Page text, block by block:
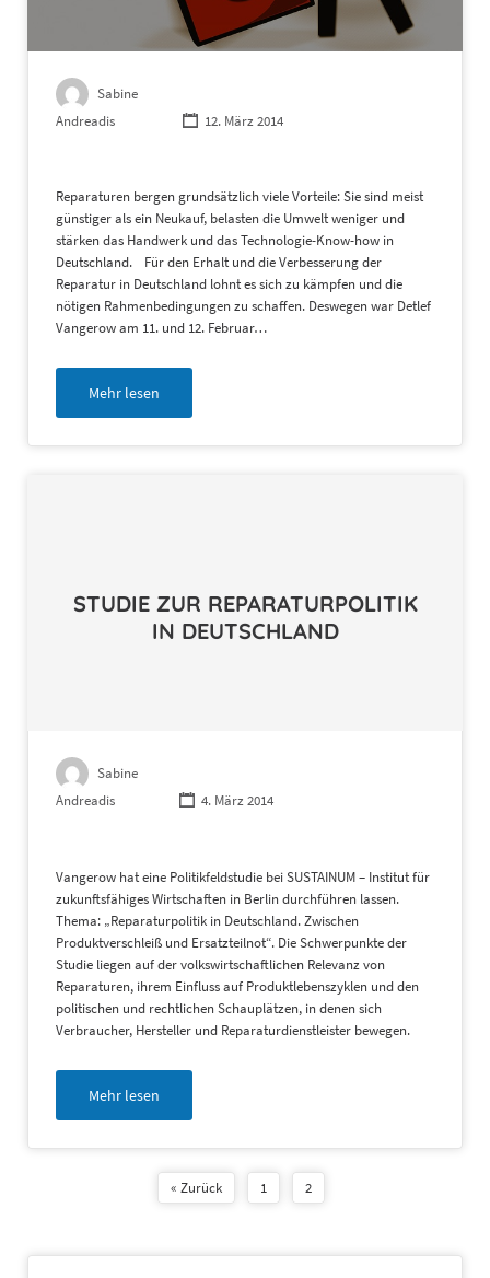
Sabine
Andreadis
12. März 2014
Reparaturen bergen grundsätzlich viele Vorteile: Sie sind meist
günstiger als ein Neukauf, belasten die Umwelt weniger und
stärken das Handwerk und das Technologie-Know-how in
Deutschland. Für den Erhalt und die Verbesserung der
Reparatur in Deutschland lohnt es sich zu kämpfen und die
nötigen Rahmenbedingungen zu schaffen. Deswegen war Detlef
Vangerow am 11. und 12. Februar…
Mehr lesen
STUDIE ZUR REPARATURPOLITIK
IN DEUTSCHLAND
Sabine
Andreadis
4. März 2014
Vangerow hat eine Politikfeldstudie bei SUSTAINUM – Institut für
zukunftsfähiges Wirtschaften in Berlin durchführen lassen.
Thema: „Reparaturpolitik in Deutschland. Zwischen
Produktverschleiß und Ersatzteilnot“. Die Schwerpunkte der
Studie liegen auf der volkswirtschaftlichen Relevanz von
Reparaturen, ihrem Einfluss auf Produktlebenszyklen und den
politischen und rechtlichen Schauplätzen, in denen sich
Verbraucher, Hersteller und Reparaturdienstleister bewegen.
Mehr lesen
« Zurück 1 2